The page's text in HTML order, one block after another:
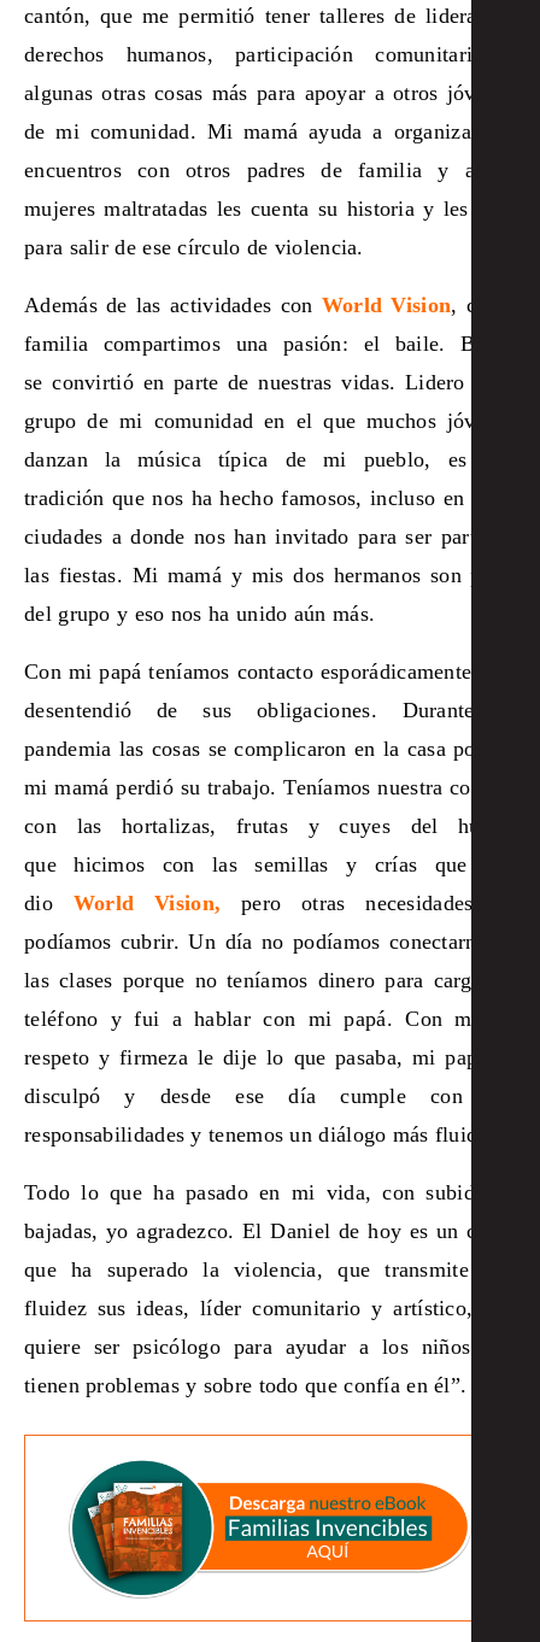
cantón, que me permitió tener talleres de liderazgo,
derechos humanos, participación comunitaria y
algunas otras cosas más para apoyar a otros jóvenes
de mi comunidad. Mi mamá ayuda a organizar los
encuentros con otros padres de familia y a las
mujeres maltratadas les cuenta su historia y les guía
para salir de ese círculo de violencia.
Además de las actividades con World Vision, como
familia compartimos una pasión: el baile. Bailar
se convirtió en parte de nuestras vidas. Lidero a un
grupo de mi comunidad en el que muchos jóvenes
danzan la música típica de mi pueblo, es una
tradición que nos ha hecho famosos, incluso en otras
ciudades a donde nos han invitado para ser parte de
las fiestas. Mi mamá y mis dos hermanos son parte
del grupo y eso nos ha unido aún más.
Con mi papá teníamos contacto esporádicamente y se
desentendió de sus obligaciones. Durante la
pandemia las cosas se complicaron en la casa porque
mi mamá perdió su trabajo. Teníamos nuestra comida
con las hortalizas, frutas y cuyes del huerto
que hicimos con las semillas y crías que nos
dio World Vision, pero otras necesidades no
podíamos cubrir. Un día no podíamos conectarnos a
las clases porque no teníamos dinero para cargar el
teléfono y fui a hablar con mi papá. Con mucho
respeto y firmeza le dije lo que pasaba, mi papá se
disculpó y desde ese día cumple con sus
responsabilidades y tenemos un diálogo más fluido.
Todo lo que ha pasado en mi vida, con subidas y
bajadas, yo agradezco. El Daniel de hoy es un chico
que ha superado la violencia, que transmite con
fluidez sus ideas, líder comunitario y artístico, que
quiere ser psicólogo para ayudar a los niños que
tienen problemas y sobre todo que confía en él”.